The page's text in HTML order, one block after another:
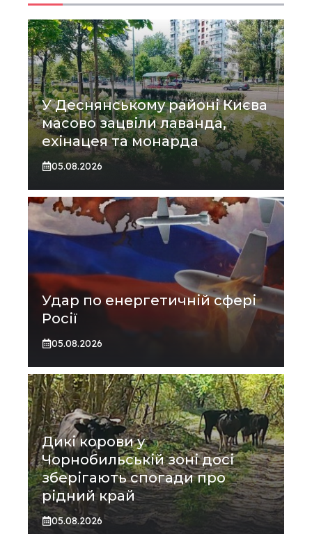
У Деснянському районі Києва
масово зацвіли лаванда,
ехінацея та монарда
05.08.2026
Удар по енергетичній сфері
Росії
05.08.2026
Дикі корови у
Чорнобильській зоні досі
зберігають спогади про
рідний край
05.08.2026